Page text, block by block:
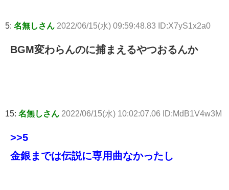
5: 名無しさん 2022/06/15(水) 09:59:48.83 ID:X7yS1x2a0
BGM変わらんのに捕まえるやつおるんか
15: 名無しさん 2022/06/15(水) 10:02:07.06 ID:MdB1V4w3M
>>5
金銀までは伝説に専用曲なかったし